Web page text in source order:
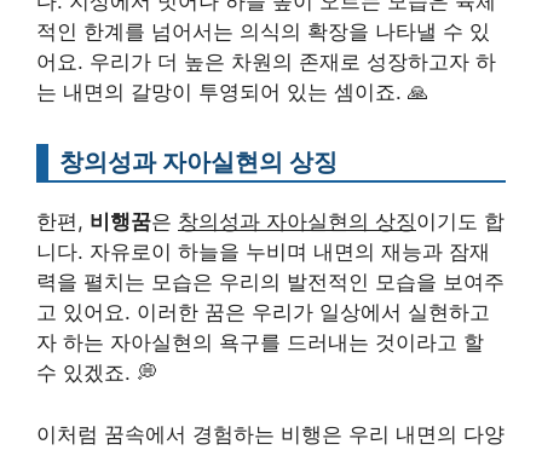
적인 한계를 넘어서는 의식의 확장을 나타낼 수 있
어요. 우리가 더 높은 차원의 존재로 성장하고자 하
는 내면의 갈망이 투영되어 있는 셈이죠. 🙏
창의성과 자아실현의 상징
한편, 비행꿈은 창의성과 자아실현의 상징이기도 합
니다. 자유로이 하늘을 누비며 내면의 재능과 잠재
력을 펼치는 모습은 우리의 발전적인 모습을 보여주
고 있어요. 이러한 꿈은 우리가 일상에서 실현하고
자 하는 자아실현의 욕구를 드러내는 것이라고 할
수 있겠죠. 💭
이처럼 꿈속에서 경험하는 비행은 우리 내면의 다양